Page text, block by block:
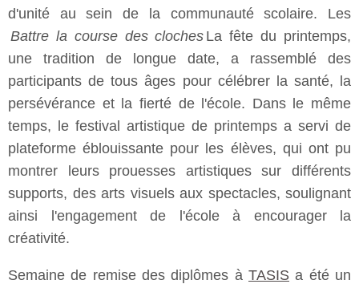
d'unité au sein de la communauté scolaire. Les
Battre la course des cloches La fête du printemps,
une tradition de longue date, a rassemblé des
participants de tous âges pour célébrer la santé, la
persévérance et la fierté de l'école. Dans le même
temps, le festival artistique de printemps a servi de
plateforme éblouissante pour les élèves, qui ont pu
montrer leurs prouesses artistiques sur différents
supports, des arts visuels aux spectacles, soulignant
ainsi l'engagement de l'école à encourager la
créativité.
Semaine de remise des diplômes à TASIS a été un